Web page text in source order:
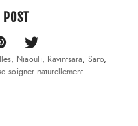
, Niaouli, Ravintsara, Saro,
soigner naturellement